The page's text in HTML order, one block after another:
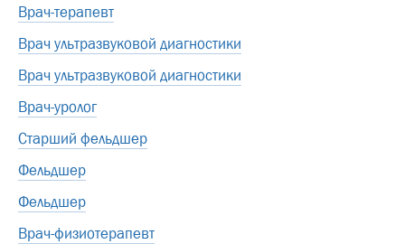
Врач-терапевт
Врач ультразвуковой диагностики
Врач ультразвуковой диагностики
Врач-уролог
Старший фельдшер
Фельдшер
Фельдшер
Врач-физиотерапевт